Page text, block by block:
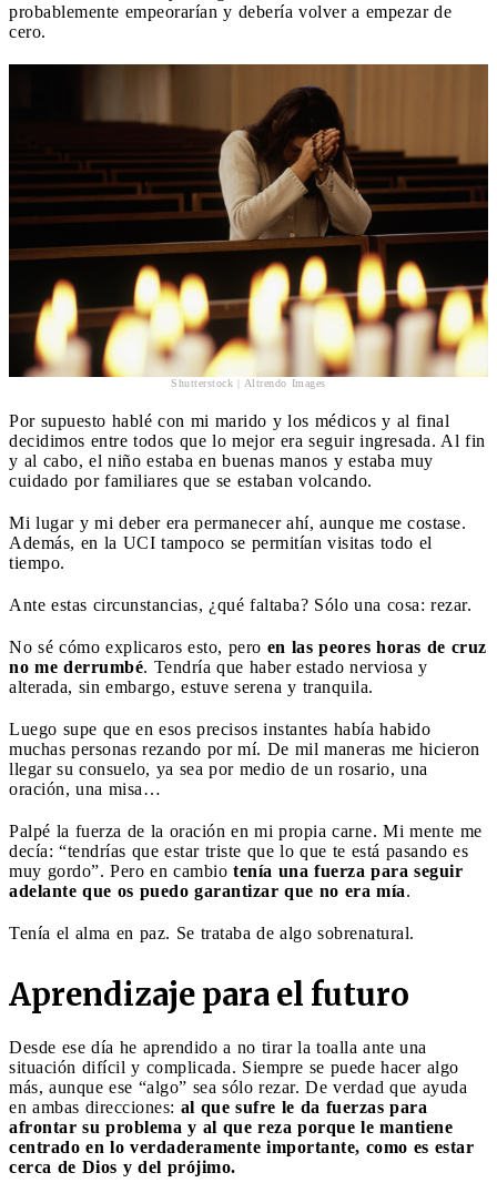
probablemente empeorarían y debería volver a empezar de
cero.
Shutterstock | Altrendo Images
Por supuesto hablé con mi marido y los médicos y al final
decidimos entre todos que lo mejor era seguir ingresada. Al fin
y al cabo, el niño estaba en buenas manos y estaba muy
cuidado por familiares que se estaban volcando.
Mi lugar y mi deber era permanecer ahí, aunque me costase.
Además, en la UCI tampoco se permitían visitas todo el
tiempo.
Ante estas circunstancias, ¿qué faltaba? Sólo una cosa: rezar.
No sé cómo explicaros esto, pero en las peores horas de cruz
no me derrumbé. Tendría que haber estado nerviosa y
alterada, sin embargo, estuve serena y tranquila.
Luego supe que en esos precisos instantes había habido
muchas personas rezando por mí. De mil maneras me hicieron
llegar su consuelo, ya sea por medio de un rosario, una
oración, una misa…
Palpé la fuerza de la oración en mi propia carne. Mi mente me
decía: “tendrías que estar triste que lo que te está pasando es
muy gordo”. Pero en cambio tenía una fuerza para seguir
adelante que os puedo garantizar que no era mía.
Tenía el alma en paz. Se trataba de algo sobrenatural.
Aprendizaje para el futuro
Desde ese día he aprendido a no tirar la toalla ante una
situación difícil y complicada. Siempre se puede hacer algo
más, aunque ese “algo” sea sólo rezar. De verdad que ayuda
en ambas direcciones: al que sufre le da fuerzas para
afrontar su problema y al que reza porque le mantiene
centrado en lo verdaderamente importante, como es estar
cerca de Dios y del prójimo.